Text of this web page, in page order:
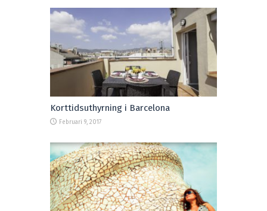
Korttidsuthyrning i Barcelona
Februari 9, 2017